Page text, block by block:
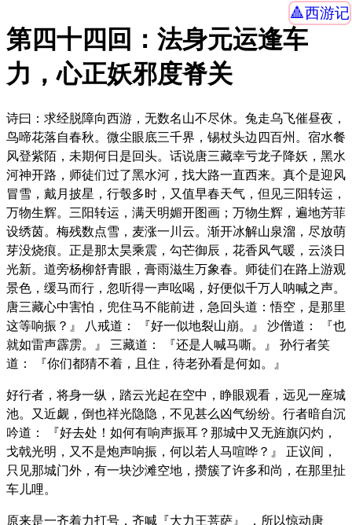
西游记
第四十四回：法身元运逢车
力，心正妖邪度脊关
诗曰：求经脱障向西游，无数名山不尽休。兔走乌飞催昼夜，
鸟啼花落自春秋。微尘眼底三千界，锡杖头边四百州。宿水餐
风登紫陌，未期何日是回头。话说唐三藏幸亏龙子降妖，黑水
河神开路，师徒们过了黑水河，找大路一直西来。真个是迎风
冒雪，戴月披星，行彀多时，又值早春天气，但见三阳转运，
万物生辉。三阳转运，满天明媚开图画；万物生辉，遍地芳菲
设绣茵。梅残数点雪，麦涨一川云。渐开冰解山泉溜，尽放萌
芽没烧痕。正是那太昊乘震，勾芒御辰，花香风气暖，云淡日
光新。道旁杨柳舒青眼，膏雨滋生万象春。师徒们在路上游观
景色，缓马而行，忽听得一声吆喝，好便似千万人呐喊之声。
唐三藏心中害怕，兜住马不能前进，急回头道：悟空，是那里
这等响振？』 八戒道： 『好一似地裂山崩。』 沙僧道： 『也
就如雷声霹雳。』 三藏道： 『还是人喊马嘶。』 孙行者笑
道： 『你们都猜不着，且住，待老孙看是何如。』
好行者，将身一纵，踏云光起在空中，睁眼观看，远见一座城
池。又近觑，倒也祥光隐隐，不见甚么凶气纷纷。行者暗自沉
吟道： 『好去处！如何有响声振耳？那城中又无旌旗闪灼，
戈戟光明，又不是炮声响振，何以若人马喧哗？』 正议间，
只见那城门外，有一块沙滩空地，攒簇了许多和尚，在那里扯
车儿哩。
原来是一齐着力打号，齐喊『大力王菩萨』 ，所以惊动唐